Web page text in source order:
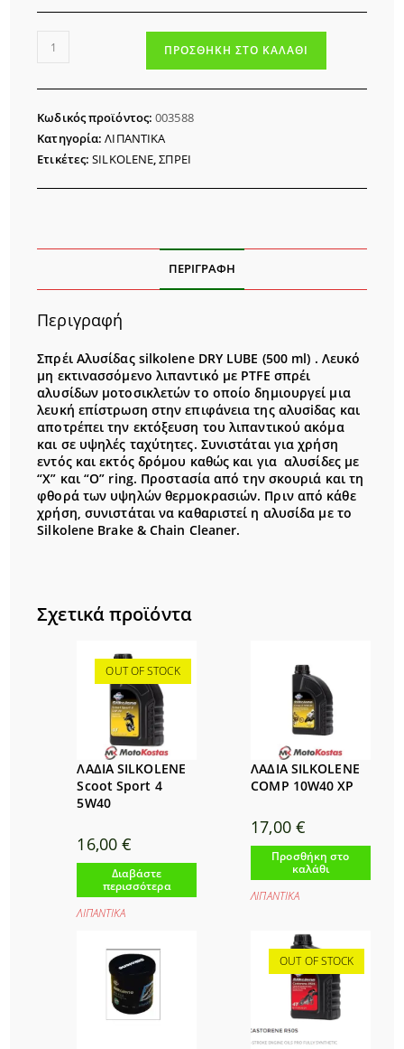
ΣΠΡΕΙ
SILKOLENE
TITANIUM
DRY
LUBE
ΠΡΟΣΘΉΚΗ ΣΤΟ ΚΑΛΆΘΙ
Κωδικός προϊόντος:003588
Κατηγορία:ΛΙΠΑΝΤΙΚΑ
Ετικέτες:SILKOLENE,ΣΠΡΕΙ
ΠΕΡΙΓΡΑΦΉ
Περιγραφή
Σπρέι Αλυσίδας silkolene DRY LUBE (500 ml) . Λευκό
μη εκτινασσόμενο λιπαντικό με PTFE σπρέι
αλυσίδων μοτοσικλετών το οποίο δημιουργεί μια
λευκή επίστρωση στην επιφάνεια της αλυσiδας και
αποτρέπει την εκτόξευση του λιπαντικού ακόμα
και σε υψηλές ταχύτητες. Συνιστάται για χρήση
εντός και εκτός δρόμου καθώς και για αλυσίδες με
“Χ” και “O” ring. Προστασία από την σκουριά και τη
φθορά των υψηλών θερμοκρασιών. Πριν από κάθε
χρήση, συνιστάται να καθαριστεί η αλυσίδα με το
Silkolene Brake & Chain Cleaner.
Σχετικά προϊόντα
OUT OF STOCK
ΛΑΔΙΑ SILKOLENE
Scoot Sport 4
5W40
16,00€
Διαβάστε
περισσότερα
ΛΙΠΑΝΤΙΚΑ
ΛΑΔΙΑ SILKOLENE
COMP 10W40 XP
17,00 €
Προσθήκη στο
καλάθι
ΛΙΠΑΝΤΙΚΑ
OUT OF STOCK